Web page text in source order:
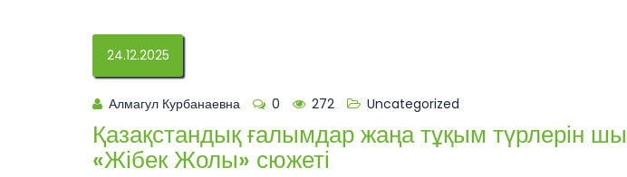
24.12.2025
Алмагул Курбанаевна 0 272 Uncategorized
Қазақстандық ғалымдар жаңа тұқым түрлерін
«Жібек Жолы» сюжеті